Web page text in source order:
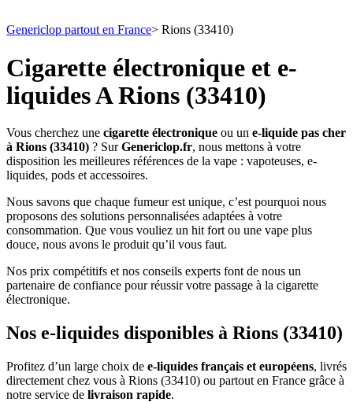
Genericlop partout en France> Rions (33410)
Cigarette électronique et e-
liquides A Rions (33410)
Vous cherchez une cigarette électronique ou un e-liquide pas cher
à Rions (33410) ? SurGenericlop.fr, nous mettons à votre
disposition les meilleures références de la vape : vapoteuses, e-
liquides, pods et accessoires.
Nous savons que chaque fumeur est unique, c’est pourquoi nous
proposons des solutions personnalisées adaptées à votre
consommation. Que vous vouliez un hit fort ou une vape plus
douce, nous avons le produit qu’il vous faut.
Nos prix compétitifs et nos conseils experts font de nous un
partenaire de confiance pour réussir votre passage à la cigarette
électronique.
Nos e-liquides disponibles à Rions (33410)
Profitez d’un large choix de e-liquides français et européens, livrés
directement chez vous à Rions (33410) ou partout en France grâce à
notre service de livraison rapide.